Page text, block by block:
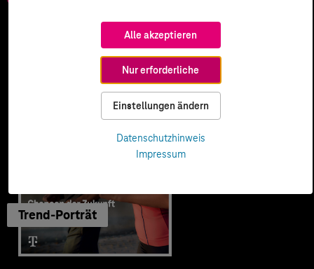
Alle akzeptieren
Nur erforderliche
Einstellungen ändern
Datenschutzhinweis
Impressum
Trend-Porträt